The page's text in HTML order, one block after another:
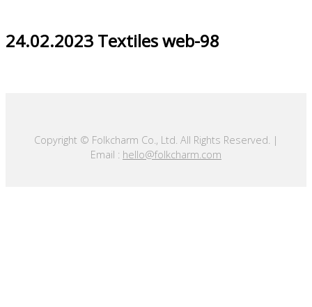
24.02.2023 Textiles web-98
Copyright © Folkcharm Co., Ltd. All Rights Reserved. |
Email : hello@folkcharm.com